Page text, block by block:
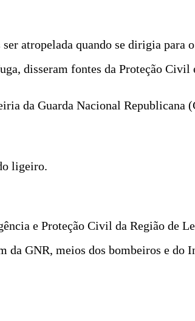
atropelada quando se dirigia para
disseram fontes da Proteção Civil
da Guarda Nacional Republicana
ligeiro.
e Proteção Civil da Região de
da GNR, meios dos bombeiros e